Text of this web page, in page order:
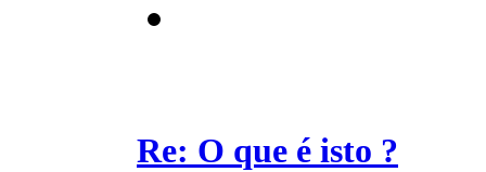
Re: O que é isto ?